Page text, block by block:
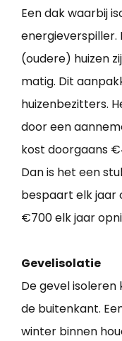
Een dak waarbij
energieverspiller.
(oudere) huizen
matig. Dit
huizenbezitters.
door een
kost doorgaans
Dan is het een
bespaart elk jaar
€700 elk jaar
Gevelisolatie
De gevel
de buitenkant.
winter binnen